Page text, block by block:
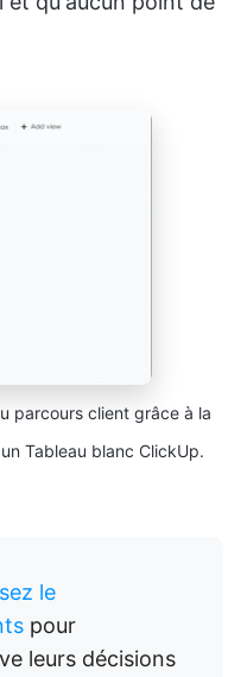
parcours client grâce à la
Tableau blanc ClickUp.
le
pour
leurs décisions